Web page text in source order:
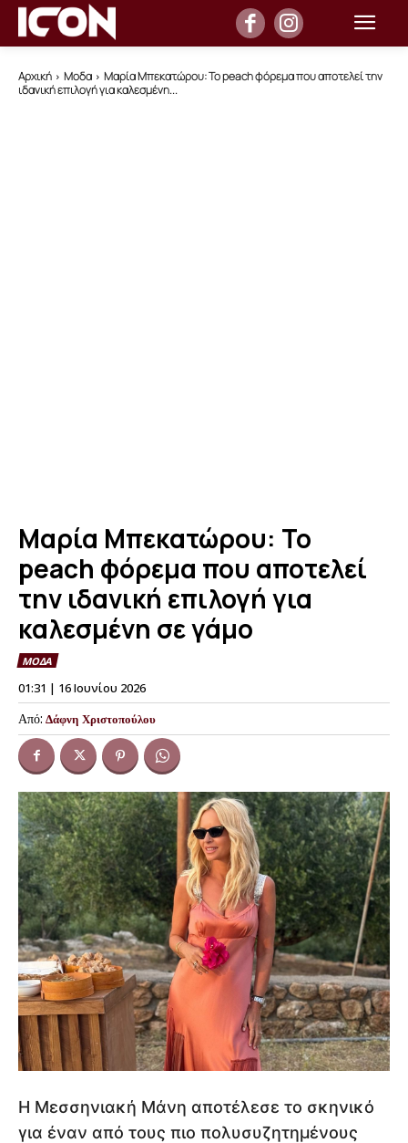
Αρχική Μοδα
Μαρία Μπεκατώρου: Το peach φόρεμα που αποτελεί την
ιδανική επιλογή για καλεσμένη...
Μαρία Μπεκατώρου: Το
peach φόρεμα που αποτελεί
την ιδανική επιλογή για
καλεσμένη σε γάμο
ΜΟΔΑ
01:31 | 16 Ιουνίου 2026
Από: Δάφνη Χριστοπούλου
Η Μεσσηνιακή Μάνη αποτέλεσε το σκηνικό
για έναν από τους πιο πολυσυζητημένους